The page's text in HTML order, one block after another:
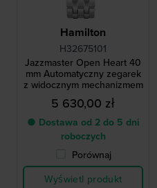
Hamilton
H32675101
Jazzmaster Open Heart 40
mm Automatyczny zegarek
z widocznym mechanizmem
5 630,00 zł
● Dostawa od 2 do 5 dni
roboczych
Porównaj
Wyświetl produkt